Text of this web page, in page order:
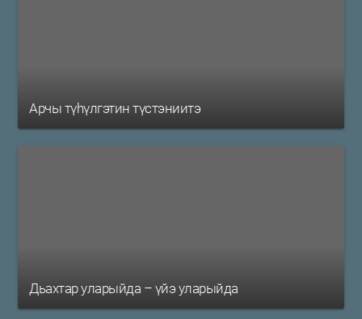
Арчы түһүлгэтин түстэниитэ
Дьахтар уларыйда – үйэ уларыйда